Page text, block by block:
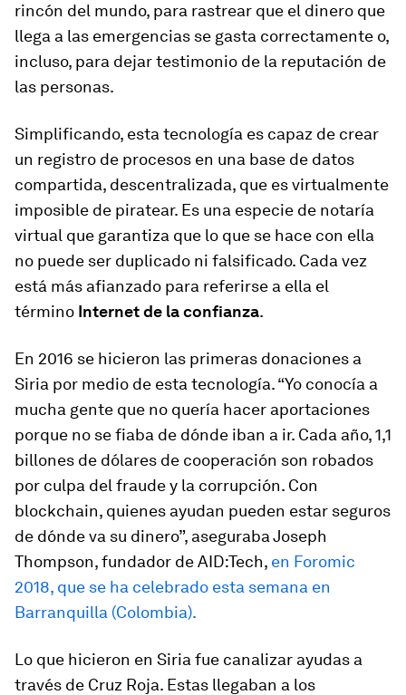
rincón del mundo, para rastrear que el dinero que
llega a las emergencias se gasta correctamente o,
incluso, para dejar testimonio de la reputación de
las personas.
Simplificando, esta tecnología es capaz de crear
un registro de procesos en una base de datos
compartida, descentralizada, que es virtualmente
imposible de piratear. Es una especie de notaría
virtual que garantiza que lo que se hace con ella
no puede ser duplicado ni falsificado. Cada vez
está más afianzado para referirse a ella el
término Internet de la confianza.
En 2016 se hicieron las primeras donaciones a
Siria por medio de esta tecnología. “Yo conocía a
mucha gente que no quería hacer aportaciones
porque no se fiaba de dónde iban a ir. Cada año, 1,1
billones de dólares de cooperación son robados
por culpa del fraude y la corrupción. Con
blockchain, quienes ayudan pueden estar seguros
de dónde va su dinero”, aseguraba Joseph
Thompson, fundador de AID:Tech, en Foromic
2018, que se ha celebrado esta semana en
Barranquilla (Colombia).
Lo que hicieron en Siria fue canalizar ayudas a
través de Cruz Roja. Estas llegaban a los